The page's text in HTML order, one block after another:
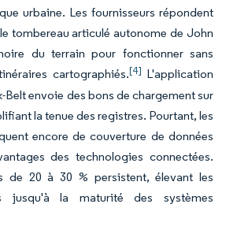
urbaine. Les fournisseurs répondent
tombereau articulé autonome de John
du terrain pour fonctionner sans
cartographiés.[4] L'application
Belt envoie des bons de chargement sur
la tenue des registres. Pourtant, les
encore de couverture de données
des technologies connectées.
de 20 à 30 % persistent, élevant les
jusqu'à la maturité des systèmes